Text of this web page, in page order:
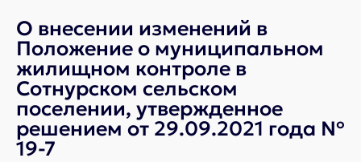
О внесении изменений в
Положение о муниципальном
жилищном контроле в
Сотнурском сельском
поселении, утвержденное
решением от 29.09.2021 года №
19-7